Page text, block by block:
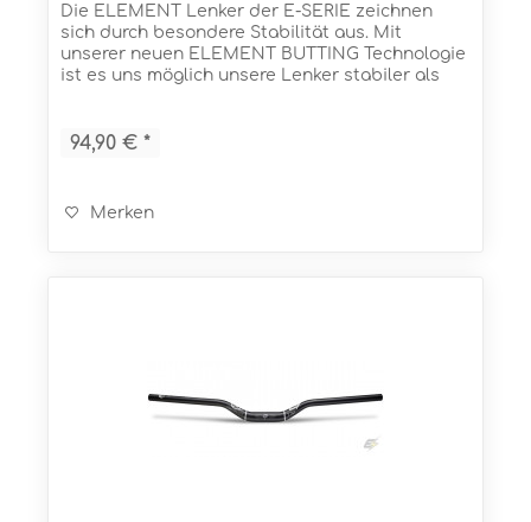
Die ELEMENT Lenker der E-SERIE zeichnen
sich durch besondere Stabilität aus. Mit
unserer neuen ELEMENT BUTTING Technologie
ist es uns möglich unsere Lenker stabiler als
94,90 € *
Merken